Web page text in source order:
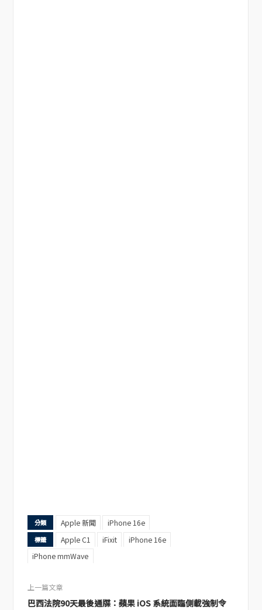
分類 Apple 新聞 iPhone 16e
標籤 Apple C1 iFixit
iPhone 16e
iPhone mmWave
上一篇文章
巴西法院90天最後通牒：蘋果 iOS 系統面臨側載強制令